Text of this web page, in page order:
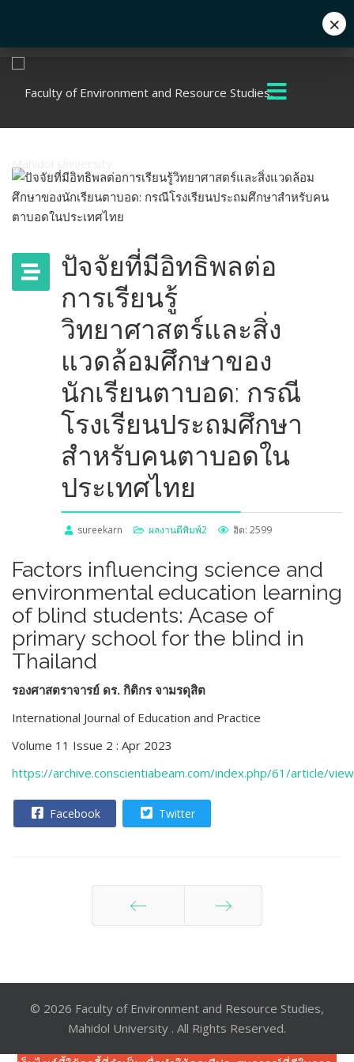
ปัจจัยที่มีอิทธิพลต่อ
การเรียนรู้
วิทยาศาสตร์และสิ่ง
แวดล้อมศึกษาของ
นักเรียนตาบอด: กรณี
โรงเรียนประถมศึกษา
สำหรับคนตาบอดใน
ประเทศไทย
sureekarn ผลงานตีพิมพ์2 ฮิต: 2599
Factors influencing science and
environmental education learning
of blind students: Acase of
primary school for the blind in
Thailand
รองศาสตราจารย์ ดร. กิติกร จามรดุสิต
International Journal of Education and Practice
Volume 11 Issue 2 : Apr 2023
https://archive.conscientiabeam.com/index.php/61/article/
Facebook Twitter
© 2026 Faculty of Environment and Resource Studies,
Mahidol University . All Rights Reserved.
×